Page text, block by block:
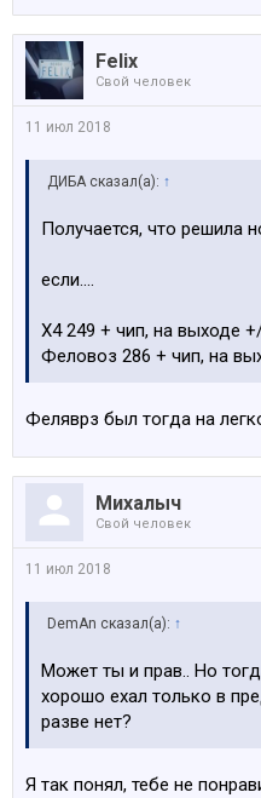
Felix
Свой человек
11 июл 2018
ДИБА сказал(а): ↑
Получается, что решила
если....
X4 249 + чип, на выходе
Феловоз 286 + чип, на
Феляврз был тогда на
Михалыч
Свой человек
11 июл 2018
DemAn сказал(а): ↑
Может ты и прав.. Но
хорошо ехал только в
разве нет?
Я так понял, тебе не